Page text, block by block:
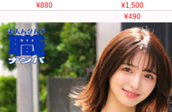
¥880 ¥1,500
¥490